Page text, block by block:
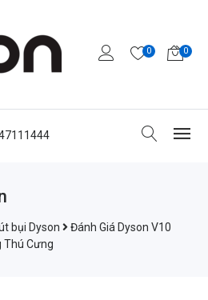
0 0
bụi Dyson
Đánh Giá Dyson V10
Thú Cưng